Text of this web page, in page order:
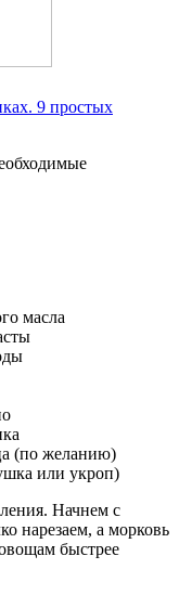
9 простых
масла
(по желанию)
или укроп)
Начнем с
нарезаем, а морковь
быстрее